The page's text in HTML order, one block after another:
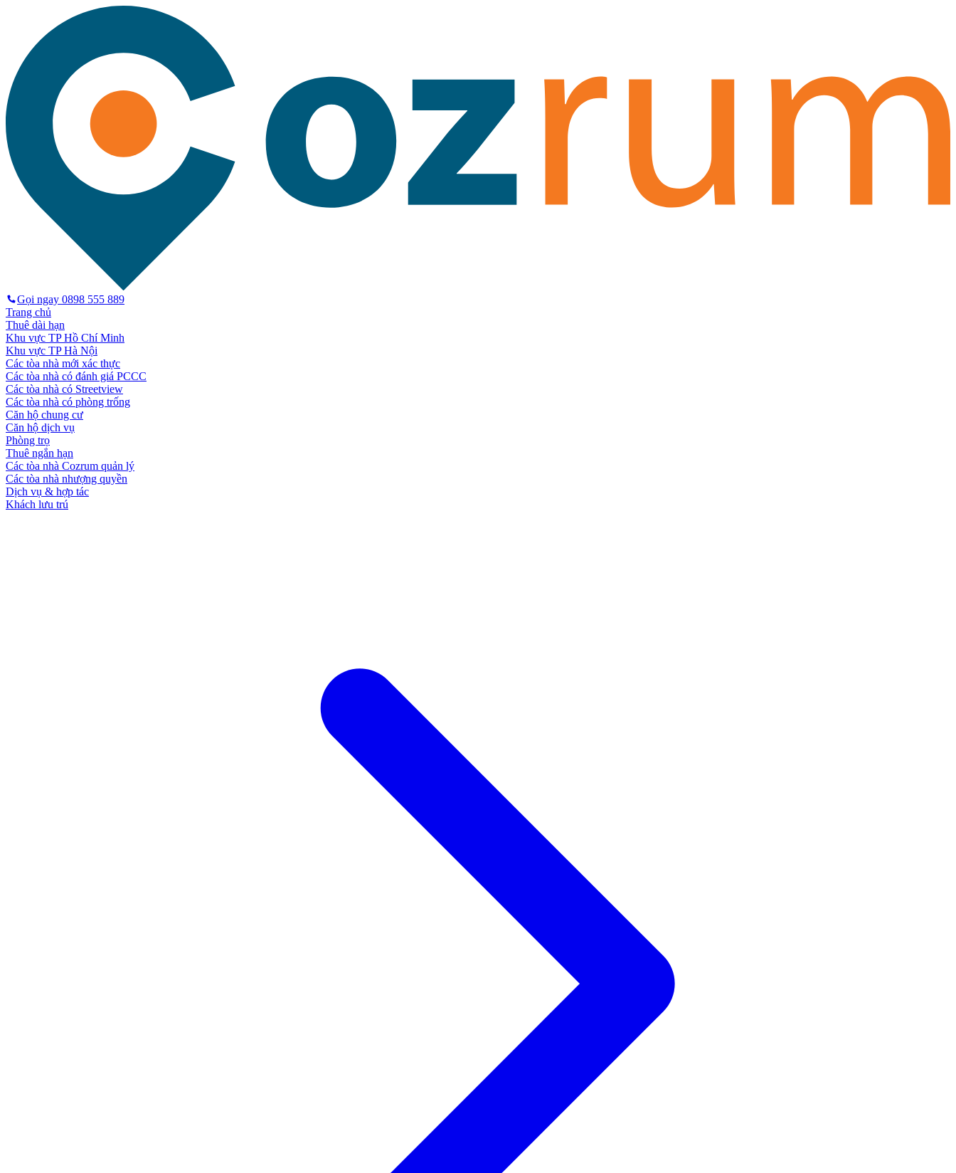
Gọi ngay 0898 555 889
Trang chủ
Thuê dài hạn
Khu vực TP Hồ Chí Minh
Khu vực TP Hà Nội
Các tòa nhà mới xác thực
Các tòa nhà có đánh giá PCCC
Các tòa nhà có Streetview
Các tòa nhà có phòng trống
Căn hộ chung cư
Căn hộ dịch vụ
Phòng trọ
Thuê ngắn hạn
Các tòa nhà Cozrum quản lý
Các tòa nhà nhượng quyền
Dịch vụ & hợp tác
Khách lưu trú